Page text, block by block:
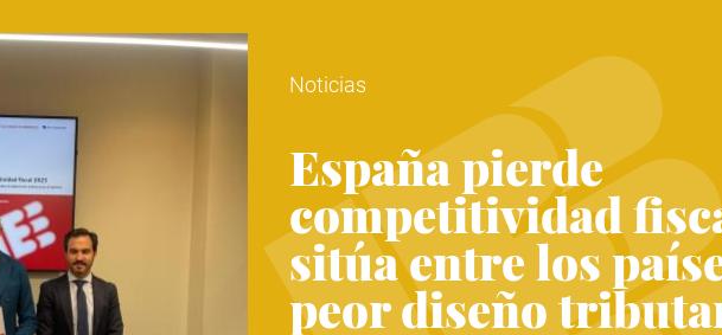
Noticias
España pierde
competitividad
sitúa entre los
peor diseño